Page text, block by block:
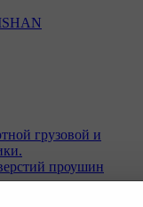
грузовой и
проушин